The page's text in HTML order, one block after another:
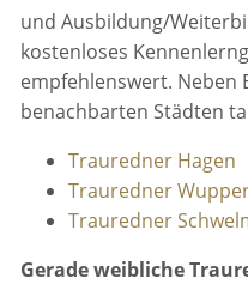
und Ausbildung/
kostenloses
empfehlenswert. Neben
benachbarten Städten
Trauredner Hagen
Trauredner
Trauredner
Gerade weibliche